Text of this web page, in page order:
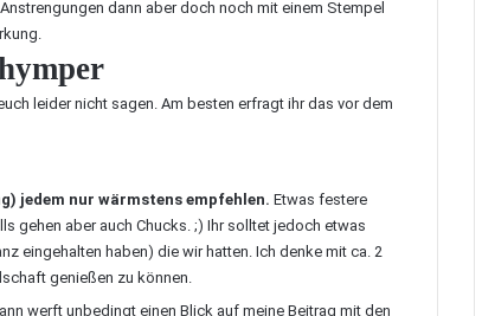
dann aber doch noch mit einem Stempel
leider nicht sagen. Am besten erfragt ihr das vor dem
jedem nur wärmstens empfehlen. Etwas festere
gehen aber auch Chucks. ;) Ihr solltet jedoch etwas
eingehalten haben) die wir hatten. Ich denke mit ca. 2
genießen zu können.
werft unbedingt einen Blick auf meine Beitrag mit den